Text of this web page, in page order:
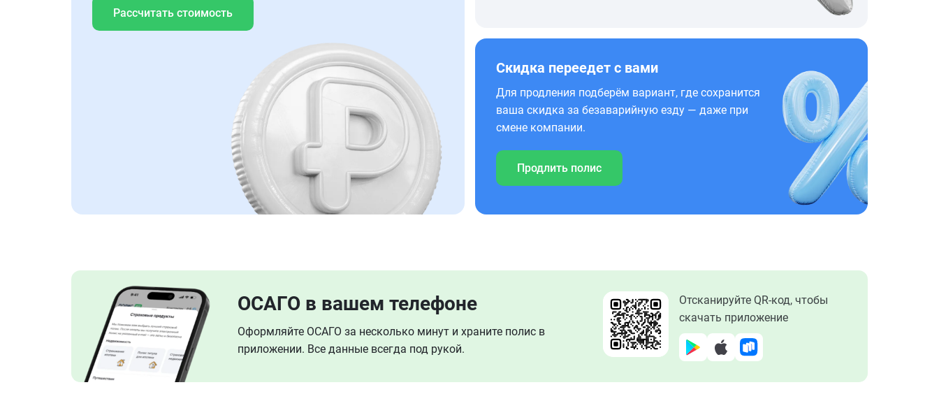
Рассчитать стоимость
Скидка переедет с вами
Для продления подберём вариант, где сохранится
ваша скидка за безаварийную езду — даже при
смене компании.
Продлить полис
ОСАГО в вашем телефоне
Оформляйте ОСАГО за несколько минут и храните полис в
приложении. Все данные всегда под рукой.
Отсканируйте QR-код, чтобы
скачать приложение